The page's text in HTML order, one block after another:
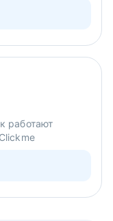
работают